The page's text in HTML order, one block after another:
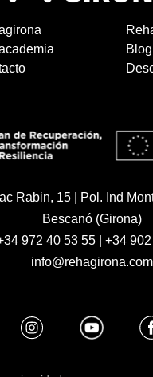
Blog
Rabin, 15 | Pol. Ind
Bescanó (Girona)
972 40 53 55| +34
info@rehagirona.com